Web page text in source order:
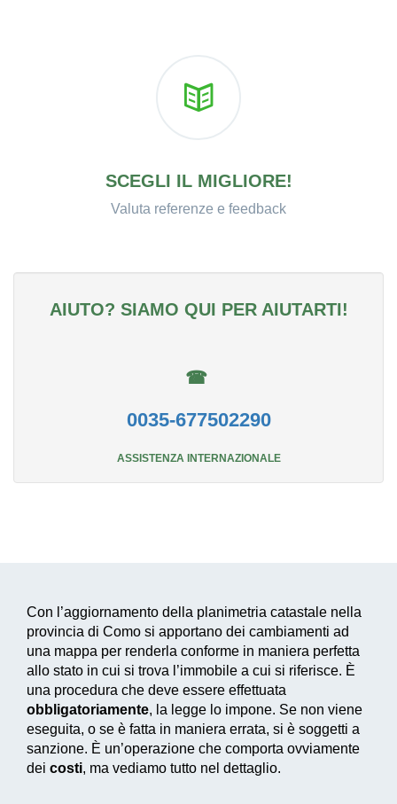
SCEGLI IL MIGLIORE!
Valuta referenze e feedback
AIUTO? SIAMO QUI PER AIUTARTI!
☎
0035-677502290
ASSISTENZA INTERNAZIONALE
Con l’aggiornamento della planimetria catastale nella
provincia di Como si apportano dei cambiamenti ad
una mappa per renderla conforme in maniera perfetta
allo stato in cui si trova l’immobile a cui si riferisce. È
una procedura che deve essere effettuata
obbligatoriamente, la legge lo impone. Se non viene
eseguita, o se è fatta in maniera errata, si è soggetti a
sanzione. È un’operazione che comporta ovviamente
dei costi, ma vediamo tutto nel dettaglio.